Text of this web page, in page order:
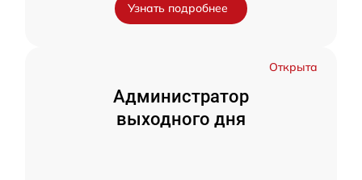
Узнать подробнее
Открыта
Администратор
выходного дня